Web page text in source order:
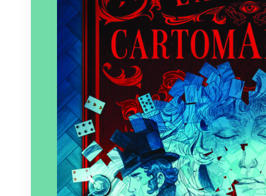
Gulf Stream Éditeur
Paru le
01/02/2024